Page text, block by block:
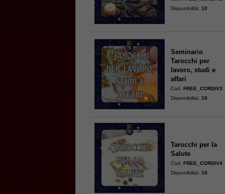
Disponibilità:10
Seminario
Tarocchi per
lavoro, studi e
affari
Cod.FREE_CORDIV3
Disponibilità:10
Tarocchi per la
Salute
Cod.FREE_CORDIV4
Disponibilità:10